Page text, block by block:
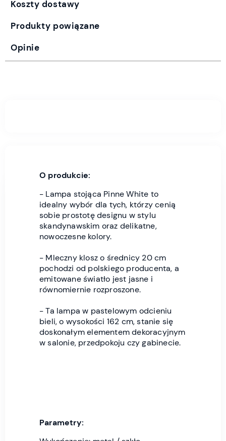
Koszty dostawy
Produkty powiązane
Opinie
O produkcie:
- Lampa stojąca Pinne White to
idealny wybór dla tych, którzy cenią
sobie prostotę designu w stylu
skandynawskim oraz delikatne,
nowoczesne kolory.
- Mleczny klosz o średnicy 20 cm
pochodzi od polskiego producenta, a
emitowane światło jest jasne i
równomiernie rozproszone.
- Ta lampa w pastelowym odcieniu
bieli, o wysokości 162 cm, stanie się
doskonałym elementem dekoracyjnym
w salonie, przedpokoju czy gabinecie.
Parametry: